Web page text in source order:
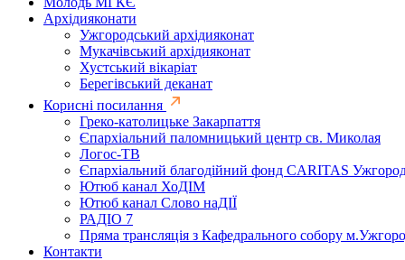
Архідияконати
Ужгородський архідияконат
Мукачівський архідияконат
Хустський вікаріат
Берегівський деканат
Корисні посилання
Греко-католицьке Закарпаття
Єпархіальний паломницький центр св. Миколая
Логос-ТВ
Єпархіальний благодійний фонд CARITAS
Ютюб канал ХоДІМ
Ютюб канал Слово наДІЇ
РАДІО 7
Пряма трансляція з Кафедрального собору
Контакти